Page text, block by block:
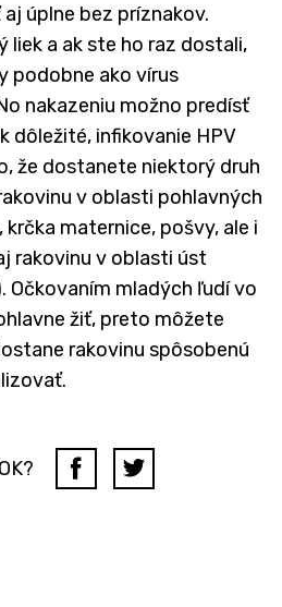
úplne bez príznakov.
liek a ak ste ho raz dostali,
podobne ako vírus
nakazeniu možno predísť
dôležité, infikovanie HPV
že dostanete niektorý druh
v oblasti pohlavných
maternice, pošvy, ale i
rakovinu v oblasti úst
Očkovaním mladých ľudí vo
žiť, preto môžete
rakovinu spôsobenú